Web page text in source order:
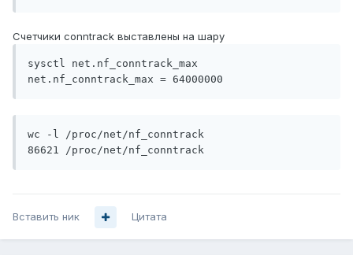
Счетчики conntrack выставлены на шару
sysctl net.nf_conntrack_max
net.nf_conntrack_max = 64000000
wc -l /proc/net/nf_conntrack
86621 /proc/net/nf_conntrack
Вставить ник Цитата